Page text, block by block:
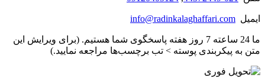
ایمیل info@radinkalaghaffari.com
ما 24 ساعته 7 روز هفته پاسخگوی شما هستیم. (برای ویرایش این
متن به پیکربندی پوسته > تب برچسب‌ها مراجعه نمایید.)